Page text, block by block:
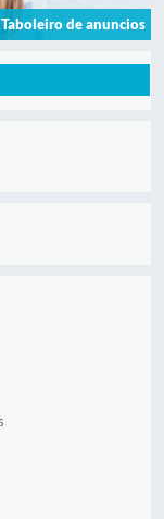
Taboleiro de anuncios